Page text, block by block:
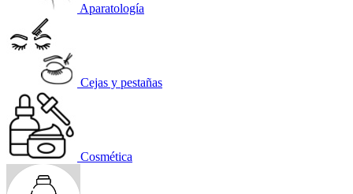
Aparatología
Cejas y pestañas
Cosmética